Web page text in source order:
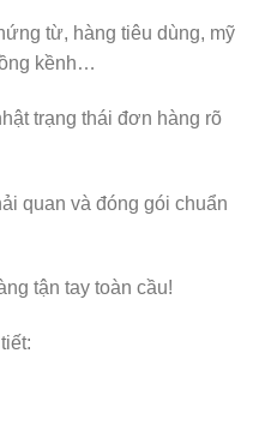
từ, hàng tiêu dùng, mỹ
kềnh…
trạng thái đơn hàng rõ
quan và đóng gói chuẩn
tận tay toàn cầu!